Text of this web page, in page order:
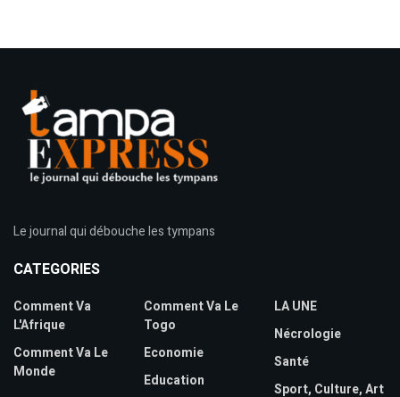
Le journal qui débouche les tympans
CATEGORIES
Comment Va
L'Afrique
Comment Va Le
Monde
Comment Va Le
Togo
Economie
Education
LA UNE
Nécrologie
Santé
Sport, Culture, Art